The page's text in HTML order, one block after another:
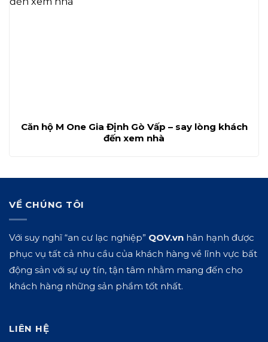
Căn hộ M One Gia Định Gò Vấp – say lòng khách
đến xem nhà
VỀ CHÚNG TÔI
Với suy nghĩ “an cư lạc nghiệp” QOV.vn hân hạnh được
phục vụ tất cả nhu cầu của khách hàng về lĩnh vực bất
động sản với sự uy tín, tận tâm nhằm mang đến cho
khách hàng những sản phẩm tốt nhất.
LIÊN HỆ